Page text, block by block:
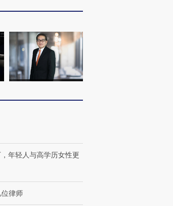
被称为“蟑螂”的印
拱下台
视线｜“入侵”还是“人道危
飞地休达
呈现】寻找100种
CFO：不靠规模取胜，华
年轻人与高学历女性更
律师